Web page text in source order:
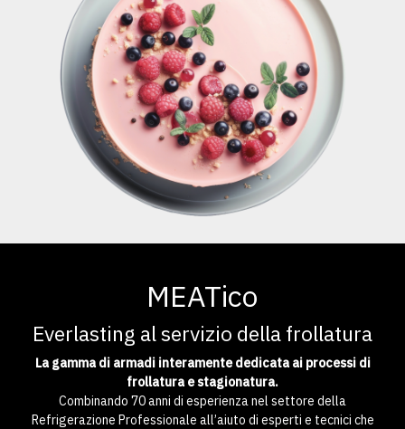
MEATico
Everlasting al servizio della frollatura
La gamma di armadi interamente dedicata ai processi di
frollatura e stagionatura.
Combinando 70 anni di esperienza nel settore della
Refrigerazione Professionale all’aiuto di esperti e tecnici che